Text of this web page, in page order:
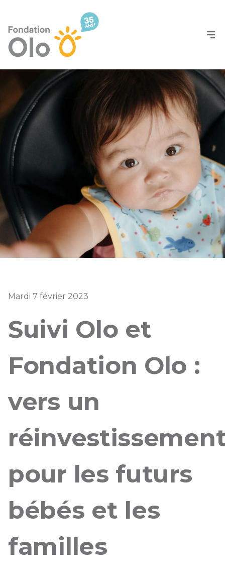
Mardi 7 février 2023
Suivi Olo et
Fondation Olo :
vers un
pour les futurs
bébés et les
familles